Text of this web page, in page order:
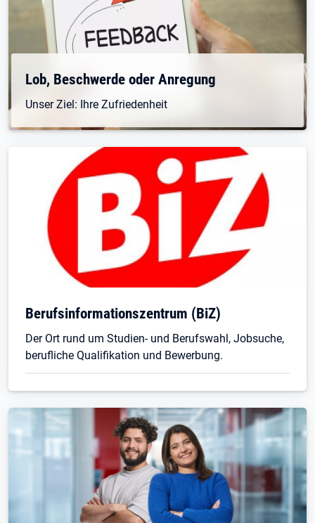
Lob, Beschwerde oder Anregung
Unser Ziel: Ihre Zufriedenheit
Berufsinformationszentrum (BiZ)
Der Ort rund um Studien- und Berufswahl, Jobsuche,
berufliche Qualifikation und Bewerbung.